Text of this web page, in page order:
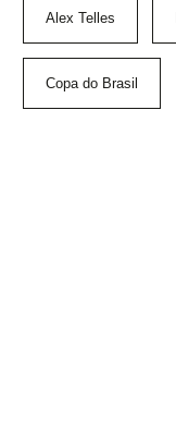
Alex Telles
Copa do Brasil